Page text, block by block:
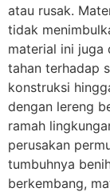
atau rusak.
tidak
material ini juga
tahan terhadap
konstruksi
dengan lereng
ramah
perusakan
tumbuhnya
berkembang,